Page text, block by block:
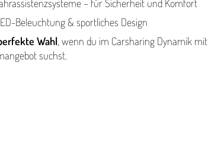
– für Sicherheit und Komfort
Beleuchtung & sportliches Design
Wahl , wenn du im Carsharing Dynamik mit
suchst.